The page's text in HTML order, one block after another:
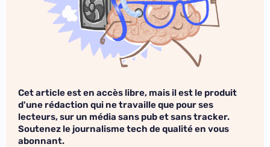
Cet article est en accès libre, mais il est le produit
d'une rédaction qui ne travaille que pour ses
lecteurs, sur un média sans pub et sans tracker.
Soutenez le journalisme tech de qualité en vous
abonnant.